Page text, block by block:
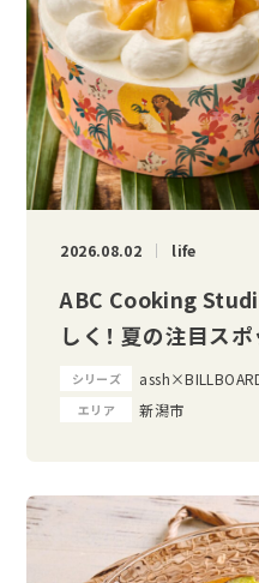
2026.08.02 life
ABC Cooking
しく！ 夏の注目ス
シリーズ
エリア 新潟市